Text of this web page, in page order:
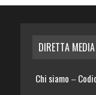
DIRETTA
Chi siamo –